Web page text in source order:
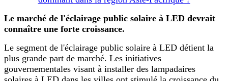
Le marché de l'éclairage public solaire à LED devrait
connaître une forte croissance.
Le segment de l'éclairage public solaire à LED détient la
plus grande part de marché. Les initiatives
gouvernementales visant à installer des lampadaires